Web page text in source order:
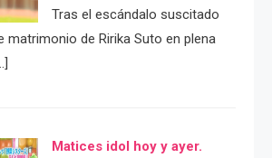
Tras el escándalo suscitado
matrimonio de Ririka Suto en plena
Matices idol hoy y ayer.